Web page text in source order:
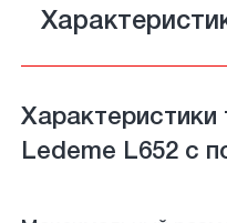
Характеристики
Ledeme L652 с